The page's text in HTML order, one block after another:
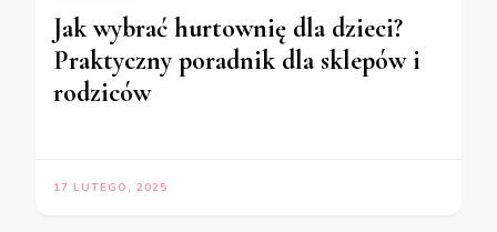
Jak wybrać hurtownię dla dzieci?
Praktyczny poradnik dla sklepów i
rodziców
17 LUTEGO, 2025